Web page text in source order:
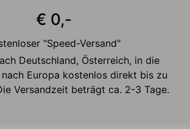
€ 0,-
"Speed-Versand"
Deutschland, Österreich, in die
Europa kostenlos direkt bis zu
Versandzeit beträgt ca. 2-3 Tage.